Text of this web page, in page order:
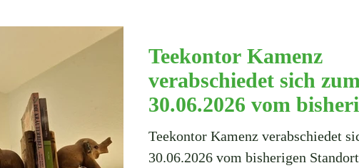
Teekontor Kamenz
verabschiedet sich zum
30.06.2026 vom
Standort - Abverkauf
Deko-Artikeln bis zu
Teekontor Kamenz verabschiedet
30.06.2026 vom bisherigen